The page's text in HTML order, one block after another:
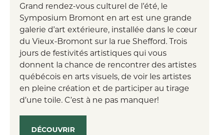
Grand rendez-vous culturel de l’été, le
Symposium Bromont en art est une grande
galerie d’art extérieure, installée dans le cœur
du Vieux-Bromont sur la rue Shefford. Trois
jours de festivités artistiques qui vous
donnent la chance de rencontrer des artistes
québécois en arts visuels, de voir les artistes
en pleine création et de participer au tirage
d’une toile. C’est à ne pas manquer!
DÉCOUVRIR